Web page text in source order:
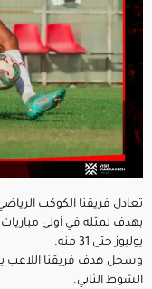
تعادل فريقنا الكوكب
يوليوز حتى 31 منه.
وسجل هدف فريقنا اللاعب
الشوط الثاني.